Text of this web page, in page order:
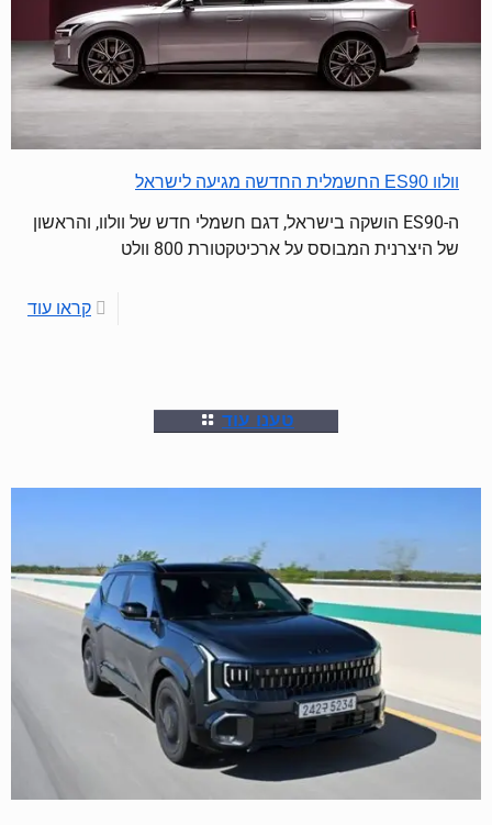
וולוו ES90 החשמלית החדשה מגיעה לישראל
ה-ES90 הושקה בישראל, דגם חשמלי חדש של וולוו, והראשון
של היצרנית המבוסס על ארכיטקטורת 800 וולט
קראו עוד
טענו עוד